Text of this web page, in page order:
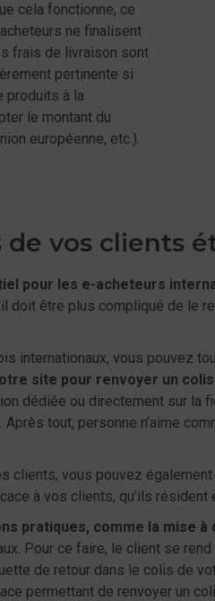
cela fonctionne, ce
ne finalisent
frais de livraison sont
pertinente si
produits à la
le montant du
européenne, etc.).
vos clients
pour les e-acheteurs
doit être plus compliqué de le
internationaux, vous pouvez
site pour renvoyer un colis
dédiée ou directement sur la
tout, personne n’aime
clients, vous pouvez également
à vos clients, qu’ils résident
pratiques, comme la mise
Pour ce faire, le client se
de retour dans le colis de
permettant de renvoyer un